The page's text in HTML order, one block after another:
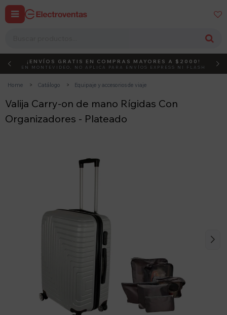
 
DEBUT ACTIVÁ EL CÓDIGO
¡ENVÍOS GRATIS EN COMPRAS MAYORES A $2000!
EN MONTEVIDEO, NO APLICA PARA ENVÍOS EXPRESS NI FLASH
Home Catálogo Equipaje y accesorios de viaje
Valija Carry-on de mano Rígidas Con
Organizadores - Plateado